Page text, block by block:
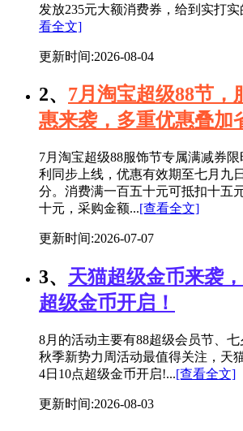
发放235元大额消费券，给到实打
看全文]
更新时间:2026-08-04
2、 7月淘宝超级88节，
惠来袭，多重优惠叠加
7月淘宝超级88服饰节专属满减券
利同步上线，优惠有效期至七月九
分。消费满一百五十元可抵扣十五
十元，采购金额...[查看全文]
更新时间:2026-07-07
3、 天猫超级金币来袭
超级金币开启！
8月的活动主要有88超级会员节、七
秋季新势力周活动最值得关注，天
4日10点超级金币开启!...[查看全文]
更新时间:2026-08-03